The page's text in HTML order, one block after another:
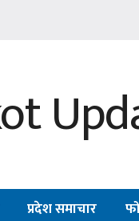
प्रदेश समाचार